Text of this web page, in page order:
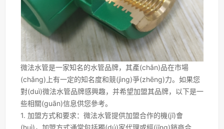
微法水管是一家知名的水管品牌，其產(chǎn)品在市場
(chǎng)上有一定的知名度和競(jìng)爭(zhēng)力。如果您
對(duì)微法水管品牌感興趣，并希望加盟其品牌，以下是一
些相關(guān)信息供您參考。
1. 加盟方式和要求：微法水管提供加盟合作的機(jī)會